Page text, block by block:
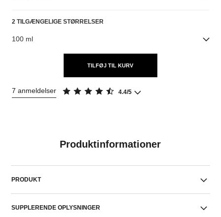
2 TILGÆNGELIGE STØRRELSER
100 ml
TILFØJ TIL KURV
7 anmeldelser 4.4/5
Produktinformationer
PRODUKT
SUPPLERENDE OPLYSNINGER